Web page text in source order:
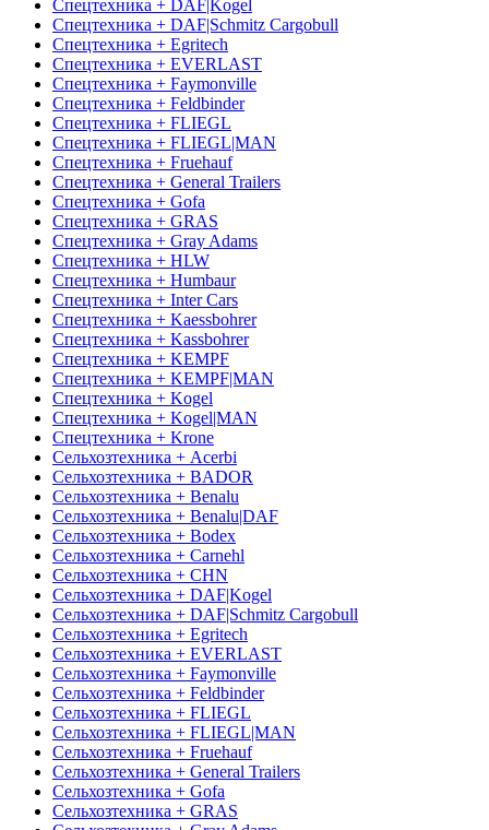
Спецтехника + DAF|Kogel
Спецтехника + DAF|Schmitz Cargobull
Спецтехника + Egritech
Спецтехника + EVERLAST
Спецтехника + Faymonville
Спецтехника + Feldbinder
Спецтехника + FLIEGL
Спецтехника + FLIEGL|MAN
Спецтехника + Fruehauf
Спецтехника + General Trailers
Спецтехника + Gofa
Спецтехника + GRAS
Спецтехника + Gray Adams
Спецтехника + HLW
Спецтехника + Humbaur
Спецтехника + Inter Cars
Спецтехника + Kaessbohrer
Спецтехника + Kassbohrer
Спецтехника + KEMPF
Спецтехника + KEMPF|MAN
Спецтехника + Kogel
Спецтехника + Kogel|MAN
Спецтехника + Krone
Сельхозтехника + Acerbi
Сельхозтехника + BADOR
Сельхозтехника + Benalu
Сельхозтехника + Benalu|DAF
Сельхозтехника + Bodex
Сельхозтехника + Carnehl
Сельхозтехника + CHN
Сельхозтехника + DAF|Kogel
Сельхозтехника + DAF|Schmitz Cargobull
Сельхозтехника + Egritech
Сельхозтехника + EVERLAST
Сельхозтехника + Faymonville
Сельхозтехника + Feldbinder
Сельхозтехника + FLIEGL
Сельхозтехника + FLIEGL|MAN
Сельхозтехника + Fruehauf
Сельхозтехника + General Trailers
Сельхозтехника + Gofa
Сельхозтехника + GRAS